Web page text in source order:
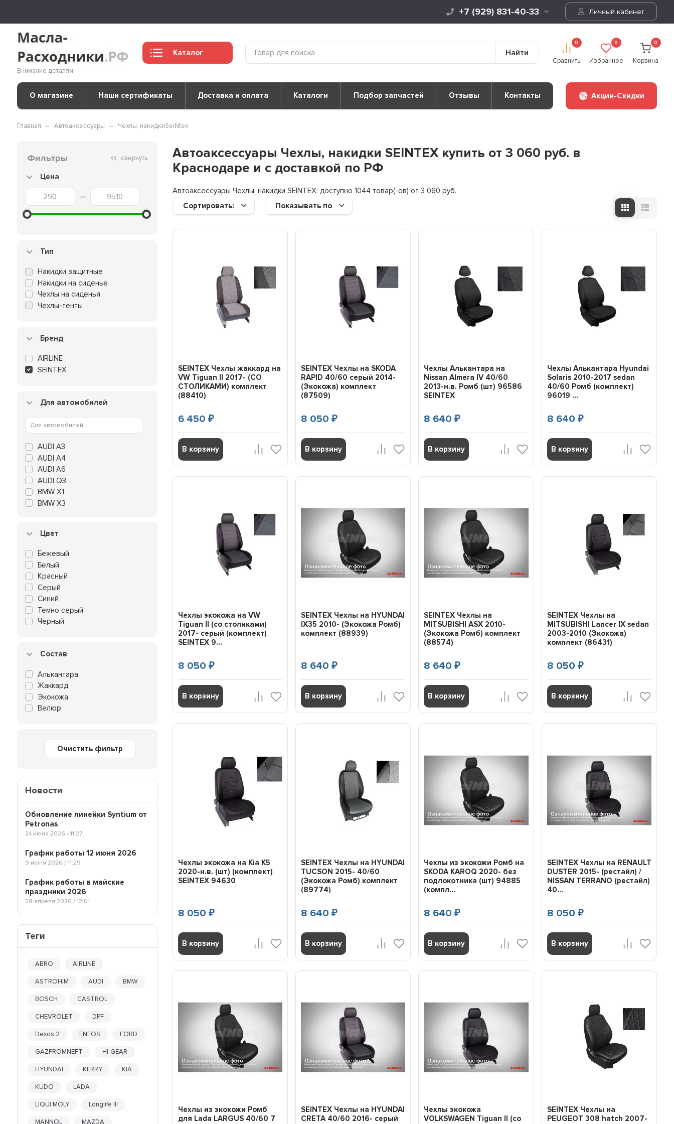
+7 (929) 831-40-33 Личный кабинет
Внимание деталям
Каталог Найти
0
Сравнить
0
Избранное
0
Корзина
О магазине Наши сертификаты Доставка и оплата Каталоги Подбор запчастей Отзывы Контакты Акции-Скидки
Главная Автоаксессуары Чехлы, накидкиSeiNtex
Фильтры свернуть
Цена
—
Тип
Накидки защитные
Накидки на сиденье
Чехлы на сиденья
Чехлы-тенты
Бренд
AIRLINE
SEINTEX
Для автомобилей
AUDI A3
AUDI A4
AUDI A6
AUDI Q3
BMW X1
BMW X3
CHEVROLET COBALT
CHEVROLET CRUZE
CHEVROLET LANOS
CHEVROLET NIVA
CHEVROLET ORLANDO
CHEVROLET TRACKER
CITROEN BERLINGO
CITROEN C-ELYSEE
CITROEN JUMPER
DAEWOO GENTRA
DAEWOO LANOS
DAEWOO MATIZ
FIAT DUCATO
FORD ECOSPORT
FORD KUGA
FORD MONDEO
GAZ GAZEL
GAZ NEXT
GREAT WALL HOVER H5
HAVAL F7
HONDA CIVIC
HYUNDAI CRETA
HYUNDAI ELANTRA
HYUNDAI HD78
HYUNDAI IX35
HYUNDAI SANTA FE
HYUNDAI SOLARIS
HYUNDAI TUCSON
IVECO DAILY
Цвет
Бежевый
Белый
Красный
Серый
Синий
Темно серый
Черный
Состав
Алькантара
Жаккард
Экокожа
Велюр
Очистить фильтр
Новости
Обновление линейки Syntium от
Petronas
24 июня 2026 / 11:27
График работы 12 июня 2026
9 июня 2026 / 11:29
График работы в майские
праздники 2026
28 апреля 2026 / 12:01
Теги
ABRO AIRLINE
ASTROHIM AUDI BMW
BOSCH CASTROL
CHEVROLET DPF
Dexos 2 ENEOS FORD
GAZPROMNEFT HI-GEAR
HYUNDAI KERRY KIA
KUDO LADA
LIQUI MOLY Longlife III
MANNOL MAZDA
Автоаксессуары Чехлы, накидки SEINTEX купить от 3 060 руб. в
Краснодаре и с доставкой по РФ
Автоаксессуары Чехлы, накидки SEINTEX: доступно1044 товар(-ов) от 3 060 руб.
Сортировать:
Показывать по
SEINTEX Чехлы жаккард на
VW Tiguan II 2017- (СО
СТОЛИКАМИ) комплект
(88410)
6 450₽
В корзину
SEINTEX Чехлы на SKODA
RAPID 40/60 серый 2014-
(Экокожа) комплект
(87509)
8 050₽
В корзину
Чехлы Алькантара на
Nissan Almera IV 40/60
2013-н.в. Ромб (шт) 96586
SEINTEX
8 640₽
В корзину
Чехлы Алькантара Hyundai
Solaris 2010-2017 sedan
40/60 Ромб (комплект)
96019 ...
8 640 ₽
В корзину
Чехлы экокожа на VW
Tiguan II (со столиками)
2017- серый (комплект)
SEINTEX 9...
8 050₽
В корзину
SEINTEX Чехлы на HYUNDAI
IX35 2010- (Экокожа Ромб)
комплект (88939)
8 640₽
В корзину
SEINTEX Чехлы на
MITSUBISHI ASX 2010-
(Экокожа Ромб) комплект
(88574)
8 640₽
В корзину
SEINTEX Чехлы на
MITSUBISHI Lancer IX sedan
2003-2010 (Экокожа)
комплект (86431)
8 050 ₽
В корзину
Чехлы экокожа на Kia K5
2020-н.в. (шт) (комплект)
SEINTEX 94630
8 050₽
В корзину
SEINTEX Чехлы на HYUNDAI
TUCSON 2015- 40/60
(Экокожа Ромб) комплект
(89774)
8 640₽
В корзину
Чехлы из экокожи Ромб на
SKODA KAROQ 2020- без
подлокотника (шт) 94885
(компл...
8 640₽
В корзину
SEINTEX Чехлы на RENAULT
DUSTER 2015- (рестайл) /
NISSAN TERRANO (рестайл)
40...
8 050 ₽
В корзину
Чехлы из экокожи Ромб
для Lada LARGUS 40/60 7
SEINTEX Чехлы на HYUNDAI
CRETA 40/60 2016- серый
Чехлы экокожа
VOLKSWAGEN Tiguan II (со
SEINTEX Чехлы на
PEUGEOT 308 hatch 2007-